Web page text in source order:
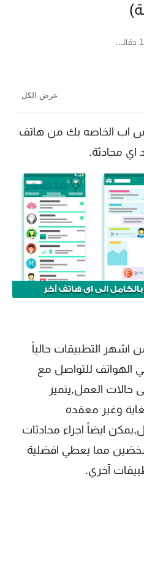
اب الخاصه بك من هاتف
اي محادثة.
اشهر التطبيقات حالياً
الهواتف للتواصل مع
حالات العمل,يتميز
وغير معقده
ايضاً اجراء محادثات
مما يعطي افضلية
آخري.